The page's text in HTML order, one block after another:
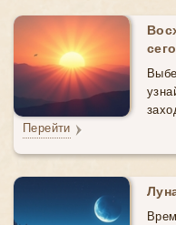
Перейти